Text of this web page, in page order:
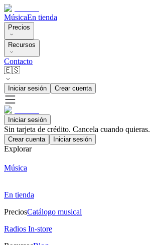
MúsicaEn tienda
Precios
Recursos
Contacto
🇪🇸
Iniciar sesión Crear cuenta
Iniciar sesión
Sin tarjeta de crédito. Cancela cuando quieras.
Crear cuenta Iniciar sesión
Explorar
Música
En tienda
PreciosCatálogo musical
Radios In-store